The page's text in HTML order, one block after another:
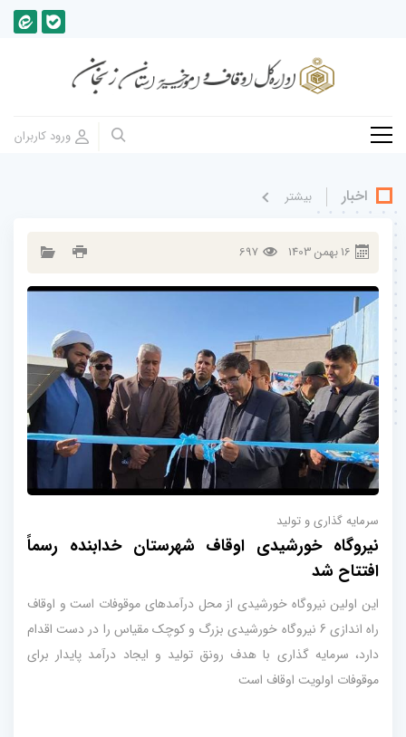
اخبار بيشتر
16بهمن1403
697
سرمایه گذاری و تولید
نیروگاه خورشیدی اوقاف شهرستان خدابنده رسماً
افتتاح شد
این اولین نیروگاه خورشیدی از محل درآمدهای موقوفات است و اوقاف
راه اندازی 6 نیروگاه خورشیدی بزرگ و کوچک مقیاس را در دست اقدام
دارد، سرمایه گذاری با هدف رونق تولید و ایجاد درآمد پایدار برای
موقوفات اولویت اوقاف است